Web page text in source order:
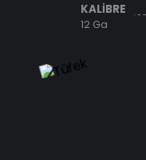
KALİBRE
12 Ga